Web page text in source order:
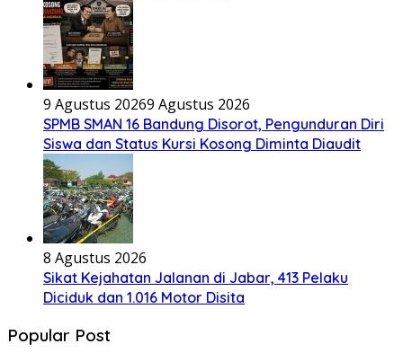
9 Agustus 20269 Agustus 2026
SPMB SMAN 16 Bandung Disorot, Pengunduran Diri
Siswa dan Status Kursi Kosong Diminta Diaudit
8 Agustus 2026
Sikat Kejahatan Jalanan di Jabar, 413 Pelaku
Diciduk dan 1.016 Motor Disita
Popular Post